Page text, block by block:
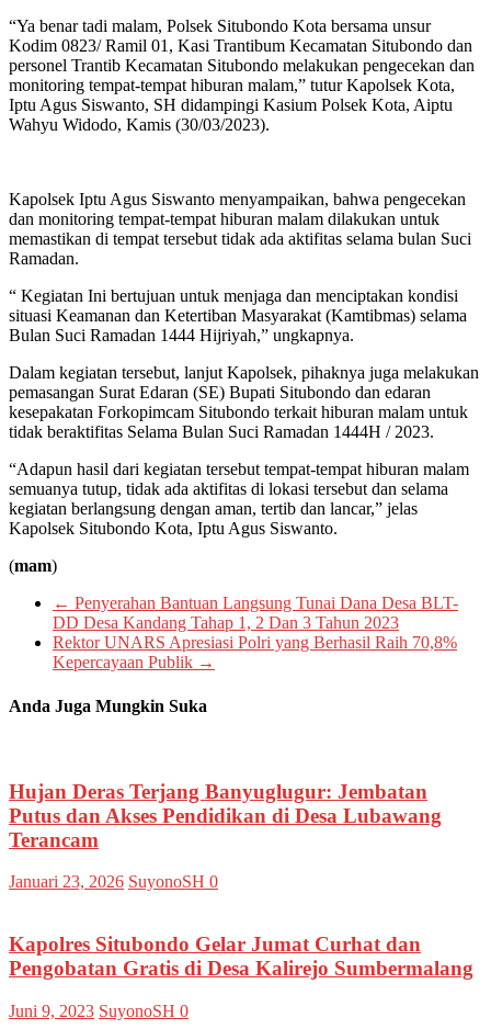
“Ya benar tadi malam, Polsek Situbondo Kota bersama unsur
Kodim 0823/ Ramil 01, Kasi Trantibum Kecamatan Situbondo dan
personel Trantib Kecamatan Situbondo melakukan pengecekan dan
monitoring tempat-tempat hiburan malam,” tutur Kapolsek Kota,
Iptu Agus Siswanto, SH didampingi Kasium Polsek Kota, Aiptu
Wahyu Widodo, Kamis (30/03/2023).
Kapolsek Iptu Agus Siswanto menyampaikan, bahwa pengecekan
dan monitoring tempat-tempat hiburan malam dilakukan untuk
memastikan di tempat tersebut tidak ada aktifitas selama bulan Suci
Ramadan.
“ Kegiatan Ini bertujuan untuk menjaga dan menciptakan kondisi
situasi Keamanan dan Ketertiban Masyarakat (Kamtibmas) selama
Bulan Suci Ramadan 1444 Hijriyah,” ungkapnya.
Dalam kegiatan tersebut, lanjut Kapolsek, pihaknya juga melakukan
pemasangan Surat Edaran (SE) Bupati Situbondo dan edaran
kesepakatan Forkopimcam Situbondo terkait hiburan malam untuk
tidak beraktifitas Selama Bulan Suci Ramadan 1444H / 2023.
“Adapun hasil dari kegiatan tersebut tempat-tempat hiburan malam
semuanya tutup, tidak ada aktifitas di lokasi tersebut dan selama
kegiatan berlangsung dengan aman, tertib dan lancar,” jelas
Kapolsek Situbondo Kota, Iptu Agus Siswanto.
(mam)
← Penyerahan Bantuan Langsung Tunai Dana Desa BLT-
DD Desa Kandang Tahap 1, 2 Dan 3 Tahun 2023
Rektor UNARS Apresiasi Polri yang Berhasil Raih 70,8%
Kepercayaan Publik →
Anda Juga Mungkin Suka
Hujan Deras Terjang Banyuglugur: Jembatan
Putus dan Akses Pendidikan di Desa Lubawang
Terancam
Januari 23, 2026 SuyonoSH 0
Kapolres Situbondo Gelar Jumat Curhat dan
Pengobatan Gratis di Desa Kalirejo Sumbermalang
Juni 9, 2023 SuyonoSH 0